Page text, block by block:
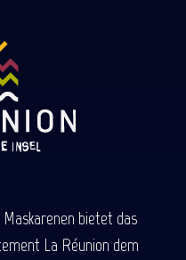
bietet das
La Réunion dem